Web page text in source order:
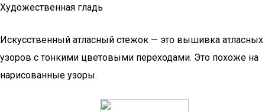
Художественная гладь
Искусственный атласный стежок — это вышивка атласных
узоров с тонкими цветовыми переходами. Это похоже на
нарисованные узоры.